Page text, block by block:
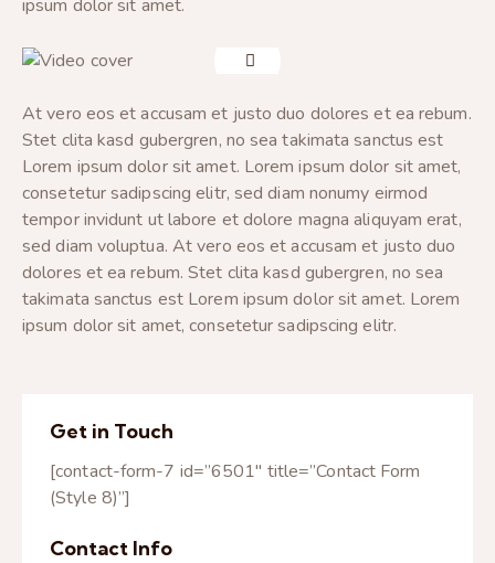
ipsum dolor sit amet.
At vero eos et accusam et justo duo dolores et ea rebum.
Stet clita kasd gubergren, no sea takimata sanctus est
Lorem ipsum dolor sit amet. Lorem ipsum dolor sit amet,
consetetur sadipscing elitr, sed diam nonumy eirmod
tempor invidunt ut labore et dolore magna aliquyam erat,
sed diam voluptua. At vero eos et accusam et justo duo
dolores et ea rebum. Stet clita kasd gubergren, no sea
takimata sanctus est Lorem ipsum dolor sit amet. Lorem
ipsum dolor sit amet, consetetur sadipscing elitr.
Get in Touch
[contact-form-7 id=”6501″ title=”Contact Form
(Style 8)”]
Contact Info